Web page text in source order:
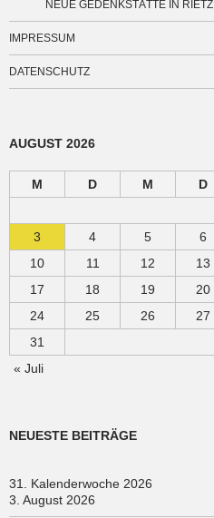
NEUE GEDENKSTÄTTE IN RIETZ
IMPRESSUM
DATENSCHUTZ
AUGUST 2026
M D M D
3
4 5 6
10
11 12 13
17
18 19 20
24
25 26 27
31
« Juli
NEUESTE BEITRÄGE
31. Kalenderwoche 2026
3. August 2026